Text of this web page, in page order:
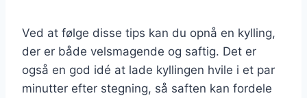
Ved at følge disse tips kan du opnå en kylling,
der er både velsmagende og saftig. Det er
også en god idé at lade kyllingen hvile i et par
minutter efter stegning, så saften kan fordele